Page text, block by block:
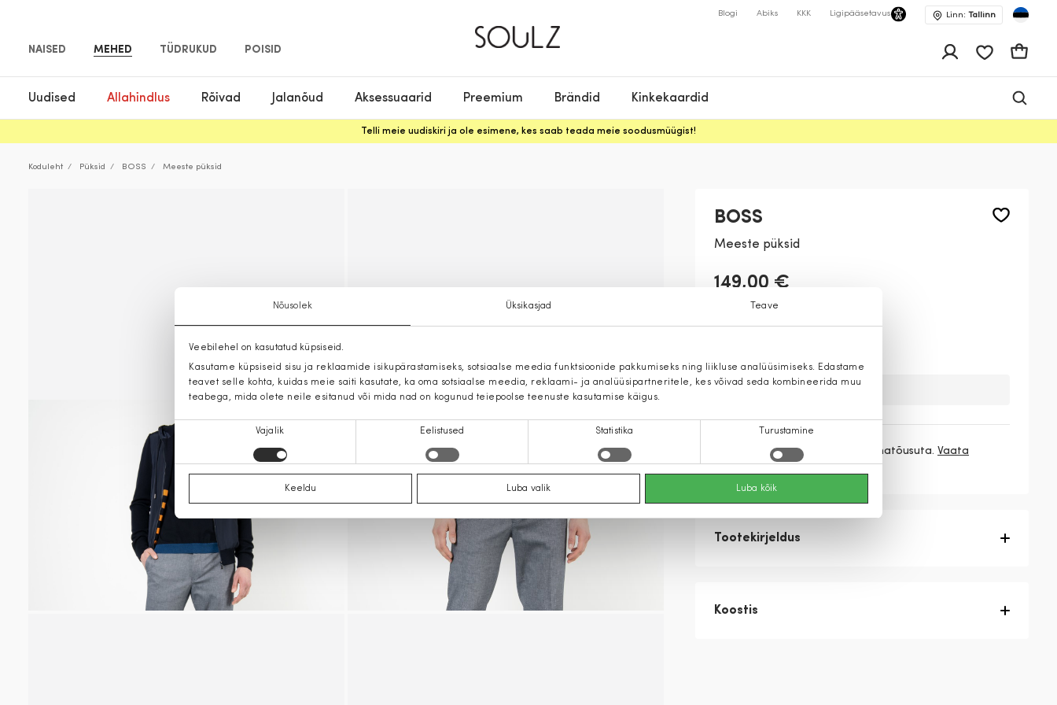
Nõusolek Üksikasjad Teave
Veebilehel on kasutatud küpsiseid.
Kasutame küpsiseid sisu ja reklaamide isikupärastamiseks, sotsiaalse meedia funktsioonide pakkumiseks ning liikluse analüüsimiseks. Edastame
teavet selle kohta, kuidas meie saiti kasutate, ka oma sotsiaalse meedia, reklaami- ja analüüsipartneritele, kes võivad seda kombineerida muu
teabega, mida olete neile esitanud või mida nad on kogunud teiepoolse teenuste kasutamise käigus.
Vajalik Eelistused Statistika Turustamine
Keeldu Luba valik Luba kõik
NAISED MEHED TÜDRUKUD POISID
Blogi Abiks KKK Ligipääsetavus Linn: Tallinn
Uudised Allahindlus Rõivad Jalanõud Aksessuaarid Preemium Brändid Kinkekaardid
Telli meie uudiskiri ja ole esimene, kes saab teada meie soodusmüügist!
Koduleht Püksid BOSS Meeste püksid
BOSS
Meeste püksid
149,00 €
49,67 € / kuu ilma hinnatõusuta. Vaata
rohkem
Tootekirjeldus
Koostis